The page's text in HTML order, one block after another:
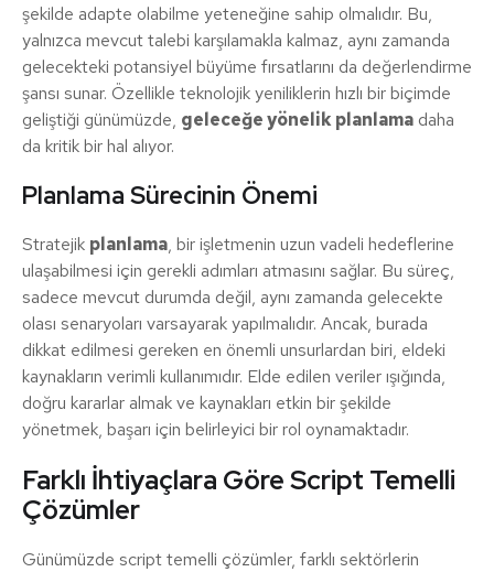
şekilde adapte olabilme yeteneğine sahip olmalıdır. Bu,
yalnızca mevcut talebi karşılamakla kalmaz, aynı zamanda
gelecekteki potansiyel büyüme fırsatlarını da değerlendirme
şansı sunar. Özellikle teknolojik yeniliklerin hızlı bir biçimde
geliştiği günümüzde, geleceğe yönelik planlama daha
da kritik bir hal alıyor.
Planlama Sürecinin Önemi
Stratejik planlama, bir işletmenin uzun vadeli hedeflerine
ulaşabilmesi için gerekli adımları atmasını sağlar. Bu süreç,
sadece mevcut durumda değil, aynı zamanda gelecekte
olası senaryoları varsayarak yapılmalıdır. Ancak, burada
dikkat edilmesi gereken en önemli unsurlardan biri, eldeki
kaynakların verimli kullanımıdır. Elde edilen veriler ışığında,
doğru kararlar almak ve kaynakları etkin bir şekilde
yönetmek, başarı için belirleyici bir rol oynamaktadır.
Farklı İhtiyaçlara Göre Script Temelli
Çözümler
Günümüzde script temelli çözümler, farklı sektörlerin